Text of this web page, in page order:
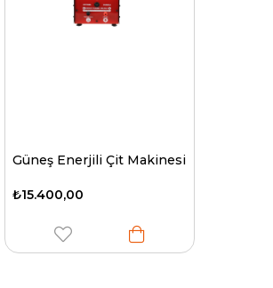
Güneş Enerjili Çit Makinesi
₺15.400,00